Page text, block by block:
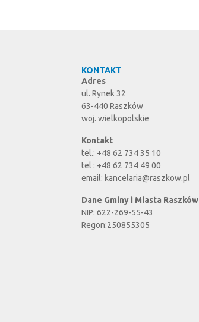
KONTAKT
Adres
ul. Rynek 32
63-440 Raszków
woj. wielkopolskie
Kontakt
tel.: +48 62 734 35 10
tel : +48 62 734 49 00
email: kancelaria@raszkow.pl
Dane Gminy i Miasta Raszków
NIP: 622-269-55-43
Regon:250855305